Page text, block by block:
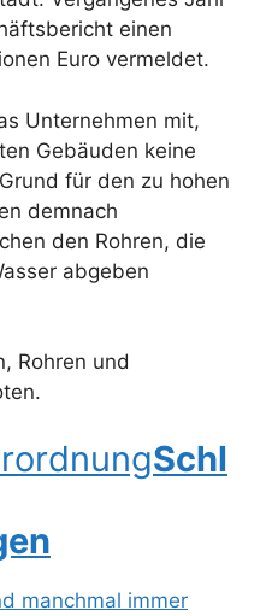
einen
Euro vermeldet.
Unternehmen mit,
Gebäuden keine
für den zu hohen
demnach
den Rohren, die
abgeben
Schl
manchmal immer